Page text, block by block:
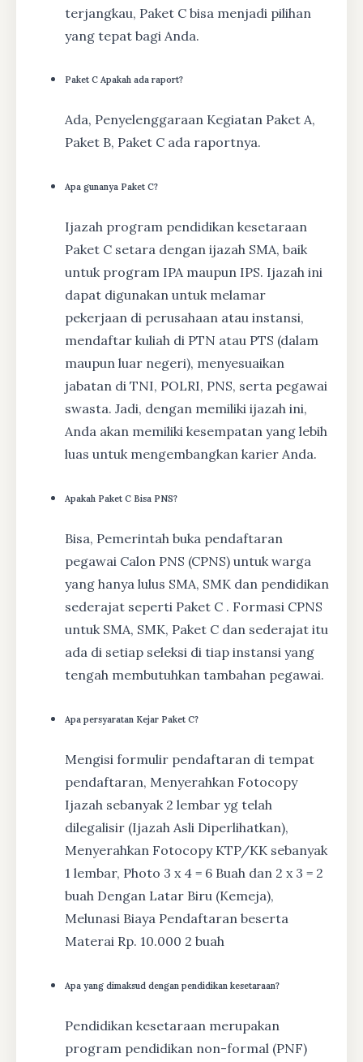
terjangkau, Paket C bisa menjadi pilihan
yang tepat bagi Anda.
Paket C Apakah ada raport?
Ada, Penyelenggaraan Kegiatan Paket A,
Paket B, Paket C ada raportnya.
Apa gunanya Paket C?
Ijazah program pendidikan kesetaraan
Paket C setara dengan ijazah SMA, baik
untuk program IPA maupun IPS. Ijazah ini
dapat digunakan untuk melamar
pekerjaan di perusahaan atau instansi,
mendaftar kuliah di PTN atau PTS (dalam
maupun luar negeri), menyesuaikan
jabatan di TNI, POLRI, PNS, serta pegawai
swasta. Jadi, dengan memiliki ijazah ini,
Anda akan memiliki kesempatan yang lebih
luas untuk mengembangkan karier Anda.
Apakah Paket C Bisa PNS?
Bisa, Pemerintah buka pendaftaran
pegawai Calon PNS (CPNS) untuk warga
yang hanya lulus SMA, SMK dan pendidikan
sederajat seperti Paket C . Formasi CPNS
untuk SMA, SMK, Paket C dan sederajat itu
ada di setiap seleksi di tiap instansi yang
tengah membutuhkan tambahan pegawai.
Apa persyaratan Kejar Paket C?
Mengisi formulir pendaftaran di tempat
pendaftaran, Menyerahkan Fotocopy
Ijazah sebanyak 2 lembar yg telah
dilegalisir (Ijazah Asli Diperlihatkan),
Menyerahkan Fotocopy KTP/KK sebanyak
1 lembar, Photo 3 x 4 = 6 Buah dan 2 x 3 = 2
buah Dengan Latar Biru (Kemeja),
Melunasi Biaya Pendaftaran beserta
Materai Rp. 10.000 2 buah
Apa yang dimaksud dengan pendidikan kesetaraan?
Pendidikan kesetaraan merupakan
program pendidikan non-formal (PNF)